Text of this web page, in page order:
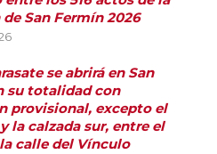
San Fermín 2026
se abrirá en San
su totalidad con
provisional, excepto el
la calzada sur, entre el
calle del Vínculo